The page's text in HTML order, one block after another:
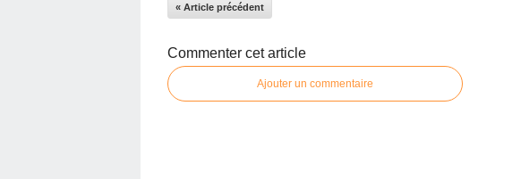
« Article précédent
Commenter cet article
Ajouter un commentaire